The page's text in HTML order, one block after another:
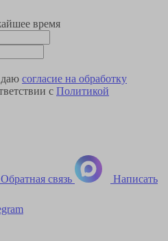
время
согласие на обработку
с Политикой
Обратная связь Написать